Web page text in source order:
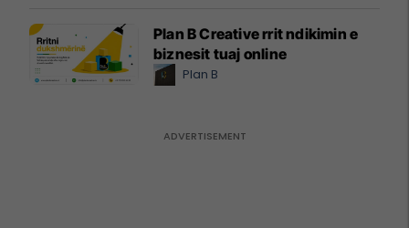
Plan B Creative rrit ndikimin e
biznesit tuaj online
Plan B